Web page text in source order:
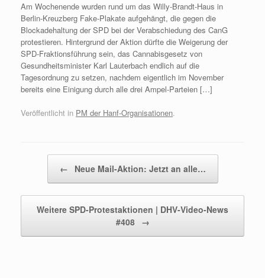
Am Wochenende wurden rund um das Willy-Brandt-Haus in
Berlin-Kreuzberg Fake-Plakate aufgehängt, die gegen die
Blockadehaltung der SPD bei der Verabschiedung des CanG
protestieren. Hintergrund der Aktion dürfte die Weigerung der
SPD-Fraktionsführung sein, das Cannabisgesetz von
Gesundheitsminister Karl Lauterbach endlich auf die
Tagesordnung zu setzen, nachdem eigentlich im November
bereits eine Einigung durch alle drei Ampel-Parteien […]
Veröffentlicht in PM der Hanf-Organisationen.
← Neue Mail-Aktion: Jetzt an alle…
Weitere SPD-Protestaktionen | DHV-Video-News
#408 →